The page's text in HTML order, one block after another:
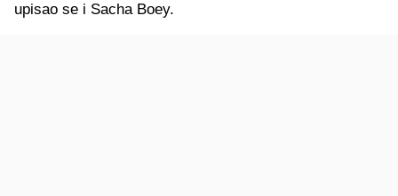
upisao se i Sacha Boey.